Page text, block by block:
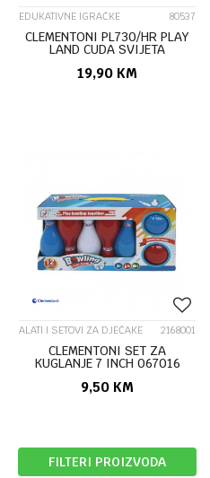
EDUKATIVNE IGRAČKE 80537
CLEMENTONI PL730/HR PLAY
LAND CUDA SVIJETA
19,90 KM
ALATI I SETOVI ZA DJEČAKE 2168001
CLEMENTONI SET ZA
KUGLANJE 7 INCH 067016
9,50 KM
FILTERI PROIZVODA